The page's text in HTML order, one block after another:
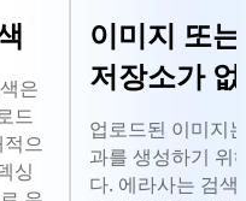
은
드
으
싱
이미지 또
저장소가
업로드된 이미지
과를 생성하기 위
다. 에라사는 검